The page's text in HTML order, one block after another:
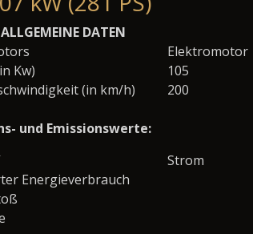
DATEN
Elektromotor
Kw)
105
(in km/h)
200
und Emissionswerte:
Strom
Energieverbrauch